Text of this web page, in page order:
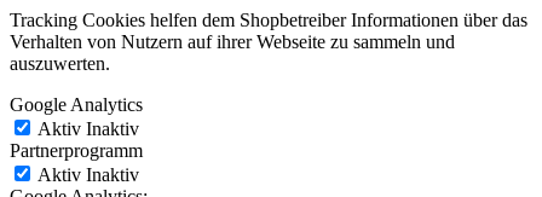
Tracking Cookies helfen dem Shopbetreiber Informationen über das
Verhalten von Nutzern auf ihrer Webseite zu sammeln und
auszuwerten.
Google Analytics
Aktiv Inaktiv
Partnerprogramm
Aktiv Inaktiv